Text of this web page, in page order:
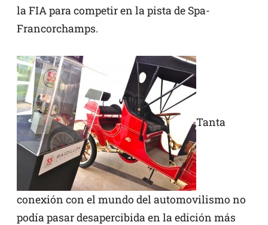
la FIA para competir en la pista de Spa-
Francorchamps.
Tanta
conexión con el mundo del automovilismo no
podía pasar desapercibida en la edición más